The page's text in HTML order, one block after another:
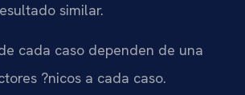
similar.
cada caso dependen de una
?nicos a cada caso.